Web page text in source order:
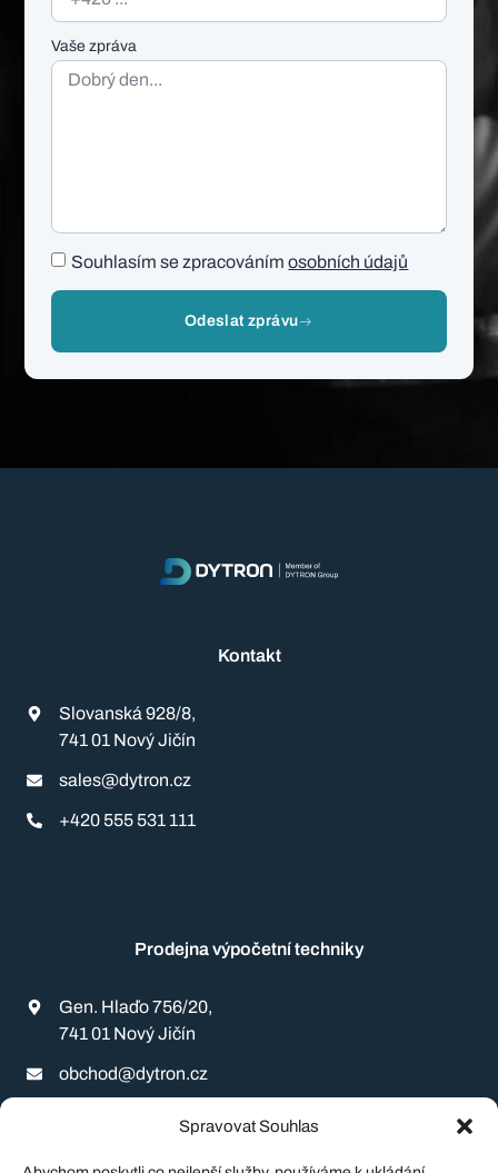
Spravovat Souhlas
Vaše zpráva
Souhlasím se zpracovánímosobních údajů
Odeslat zprávu
Kontakt
Slovanská 928/8,
741 01 Nový Jičín
sales@dytron.cz
+420 555 531 111
Prodejna výpočetní techniky
Gen. Hlaďo 756/20,
741 01 Nový Jičín
obchod@dytron.cz